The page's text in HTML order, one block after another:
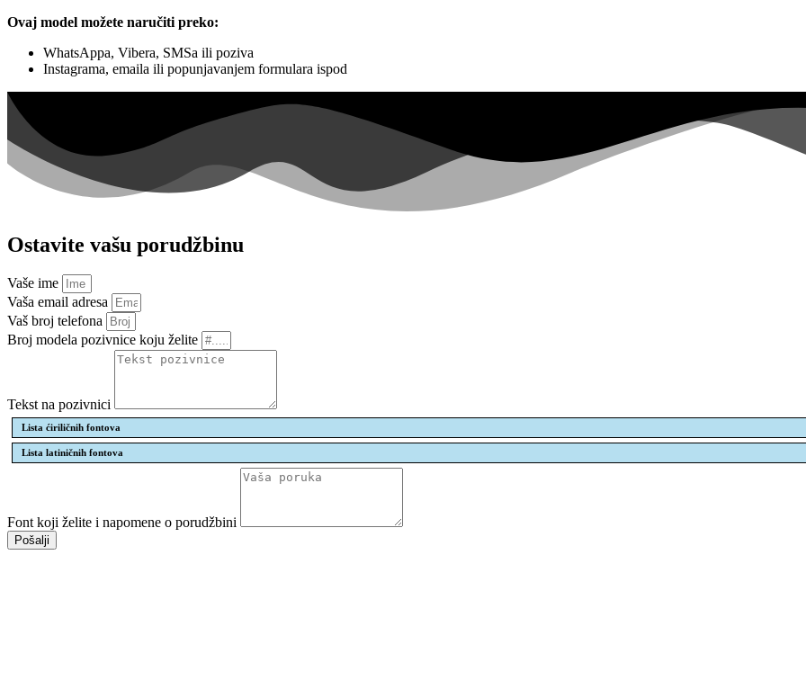
Ovaj model možete naručiti preko:
WhatsAppa, Vibera, SMSa ili poziva
Instagrama, emaila ili popunjavanjem formulara ispod
Ostavite vašu porudžbinu
Vaše ime
Vaša email adresa
Vaš broj telefona
Broj modela pozivnice koju želite
Tekst na pozivnici
Lista ćiriličnih fontova
Lista latiničnih fontova
Font koji želite i napomene o porudžbini
Pošalji